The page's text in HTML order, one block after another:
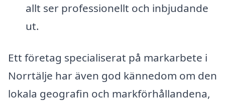
allt ser professionellt och inbjudande
ut.
Ett företag specialiserat på markarbete i
Norrtälje har även god kännedom om den
lokala geografin och markförhållandena,